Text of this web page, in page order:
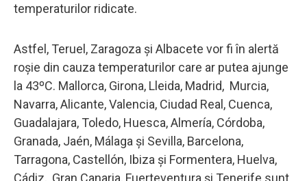
temperaturilor ridicate.
Astfel, Teruel, Zaragoza și Albacete vor fi în alertă
roșie din cauza temperaturilor care ar putea ajunge
la 43ºC. Mallorca, Girona, Lleida, Madrid, Murcia,
Navarra, Alicante, Valencia, Ciudad Real, Cuenca,
Guadalajara, Toledo, Huesca, Almería, Córdoba,
Granada, Jaén, Málaga și Sevilla, Barcelona, ​​
Tarragona, Castellón, Ibiza și Formentera, Huelva,
Cádiz, Gran Canaria, Fuerteventura și Tenerife sunt